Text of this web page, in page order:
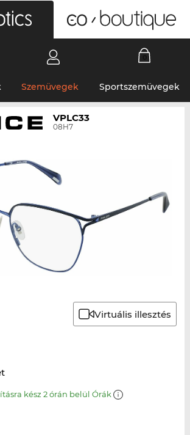
Szemüvegek Sportszemüvegek
VPLC33
08H7
Virtuális illesztés
kész 2 órán belül Órák